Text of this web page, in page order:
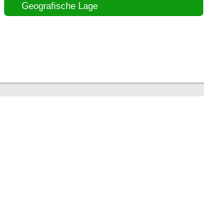
Geografische Lage